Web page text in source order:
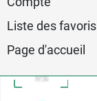
Liste des favoris
Page d'accueil